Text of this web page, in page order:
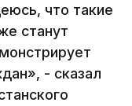
что такие
станут
- сказал